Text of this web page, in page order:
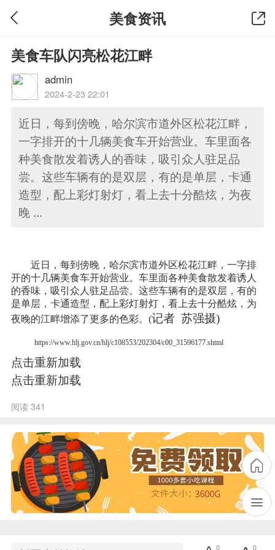
美食资讯
美食车队闪亮松花江畔
admin
2024-2-23 22:01
近日，每到傍晚，哈尔滨市道外区松花江畔，
一字排开的十几辆美食车开始营业。车里面各
种美食散发着诱人的香味，吸引众人驻足品
尝。这些车辆有的是双层，有的是单层，卡通
造型，配上彩灯射灯，看上去十分酷炫，为夜
晚 ...
近日，每到傍晚，哈尔滨市道外区松花江畔，一字排
开的十几辆美食车开始营业。车里面各种美食散发着诱人
的香味，吸引众人驻足品尝。这些车辆有的是双层，有的
是单层，卡通造型，配上彩灯射灯，看上去十分酷炫，为
夜晚的江畔增添了更多的色彩。(记者 苏强摄)
https://www.hlj.gov.cn/hlj/c108553/202304/c00_31596177.shtml
点击重新加载
点击重新加载
阅读 341
0 0